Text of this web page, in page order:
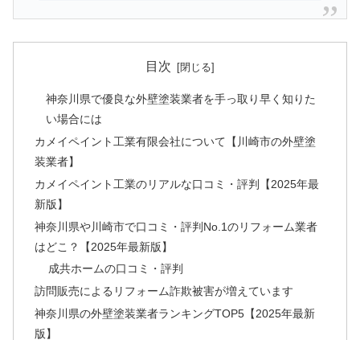
目次
神奈川県で優良な外壁塗装業者を手っ取り早く知りた
い場合には
カメイペイント工業有限会社について【川崎市の外壁塗
装業者】
カメイペイント工業のリアルな口コミ・評判【2025年最
新版】
神奈川県や川崎市で口コミ・評判No.1のリフォーム業者
はどこ？【2025年最新版】
成共ホームの口コミ・評判
訪問販売によるリフォーム詐欺被害が増えています
神奈川県の外壁塗装業者ランキングTOP5【2025年最新
版】